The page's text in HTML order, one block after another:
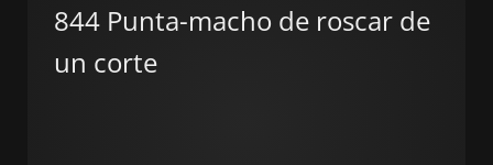
844 Punta-macho de roscar de
un corte